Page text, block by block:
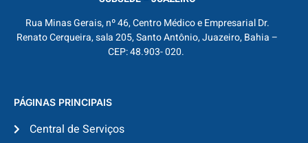
Rua Minas Gerais, nº 46, Centro Médico e Empresarial Dr.
Renato Cerqueira, sala 205, Santo Antônio, Juazeiro, Bahia –
CEP: 48.903- 020.
PÁGINAS PRINCIPAIS
Central de Serviços